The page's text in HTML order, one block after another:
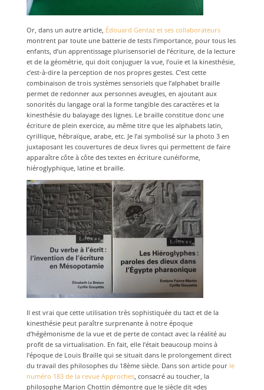
Or, dans un autre article, Édouard Gentaz et ses collaborateurs
montrent par toute une batterie de tests l’importance, pour tous les
enfants, d’un apprentissage plurisensoriel de l’écriture, de la lecture
et de la géométrie, qui doit conjuguer la vue, l’ouïe et la kinesthésie,
c’est-à-dire la perception de nos propres gestes. C’est cette
combinaison de trois systèmes sensoriels que l’alphabet braille
permet de redonner aux personnes aveugles, en ajoutant aux
sonorités du langage oral la forme tangible des caractères et la
kinesthésie du balayage des lignes. Le braille constitue donc une
écriture de plein exercice, au même titre que les alphabets latin,
cyrillique, hébraïque, arabe, etc. Je l’ai symbolisé sur la photo 3 en
juxtaposant les couvertures de deux livres qui permettent de faire
apparaître côte à côte des textes en écriture cunéiforme,
hiéroglyphique, latine et braille.
Il est vrai que cette utilisation très sophistiquée du tact et de la
kinesthésie peut paraître surprenante à notre époque
d’hégémonisme de la vue et de perte de contact avec la réalité au
profit de sa virtualisation. En fait, elle l’était beaucoup moins à
l’époque de Louis Braille qui se situait dans le prolongement direct
du travail des philosophes du 18ème siècle. Dans son article pour le
numéro 183 de la revue Approches, consacré au toucher, la
philosophe Marion Chottin démontre que le siècle dit «des